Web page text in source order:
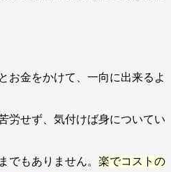
お金をかけて、一向に出来るよ
労せず、気付けば身についてい
もありません。 楽でコストの